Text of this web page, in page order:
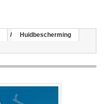
Huidbescherming